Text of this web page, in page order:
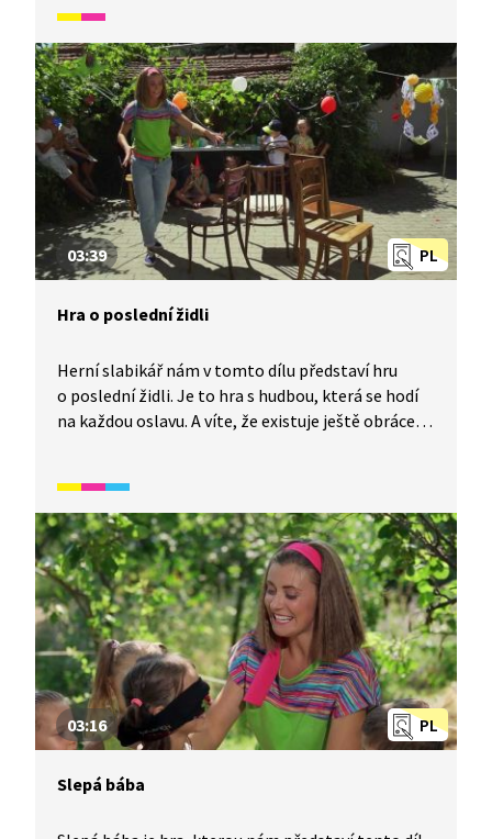
pro které není čeština mateřským jazykem,
pomocí tradičních českých her rozšíří slovní
zásobu a některé fráze v češtině. Spadá do širšího
okruhu videí, které se zaměřují na rozvoj češtiny
hrou.
PL
03:39
Hra o poslední židli
Herní slabikář nám v tomto dílu představí hru
o poslední židli. Je to hra s hudbou, která se hodí
na každou oslavu. A víte, že existuje ještě obrácená
pomocí tradičních her rozšíří slovní zásobu. Spadá
do širšího okruhu videí, které se zaměřují na rozvoj
češtiny hrou.
PL
03:16
Slepá bába